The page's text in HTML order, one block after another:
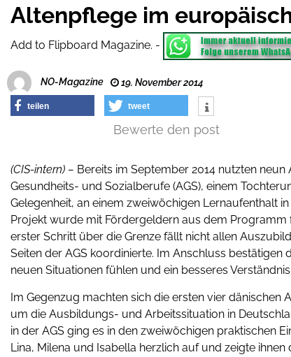
Altenpflege im
Add to Flipboard Magazine. -
NO-Magazine 19. November 2014
teilen tweet
Bewerte den post
(CIS-intern) – Bereits im September 2014 nutzten
Gesundheits- und Sozialberufe (AGS), einem
Gelegenheit, an einem zweiwöchigen Lernaufenthalt
Projekt wurde mit Fördergeldern aus dem Programm
erster Schritt über die Grenze fällt nicht allen
Seiten der AGS koordinierte. Im Anschluss
neuen Situationen fühlen und ein besseres
Im Gegenzug machten sich die ersten vier dänischen
um die Ausbildungs- und Arbeitssituation in
in der AGS ging es in den zweiwöchigen praktischen
Lina, Milena und Isabella herzlich auf und zeigte